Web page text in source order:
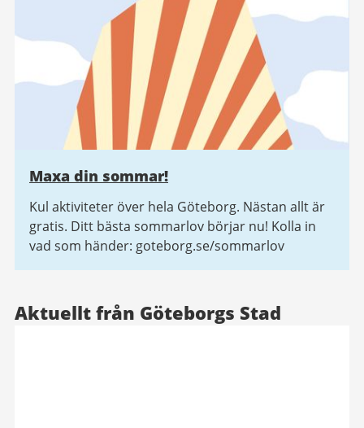
Maxa din sommar!
Kul aktiviteter över hela Göteborg. Nästan allt är
gratis. Ditt bästa sommarlov börjar nu! Kolla in
vad som händer: goteborg.se/sommarlov
Aktuellt från Göteborgs Stad